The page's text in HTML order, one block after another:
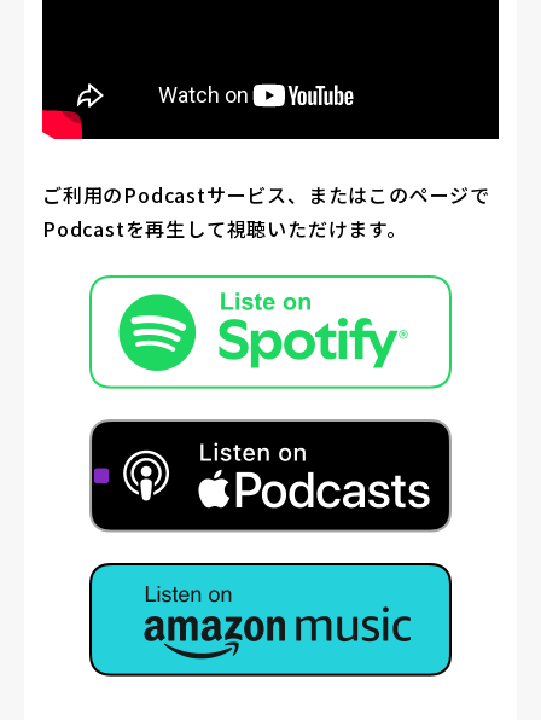
ご利用のPodcastサービス、またはこのページで
Podcastを再生して視聴いただけます。